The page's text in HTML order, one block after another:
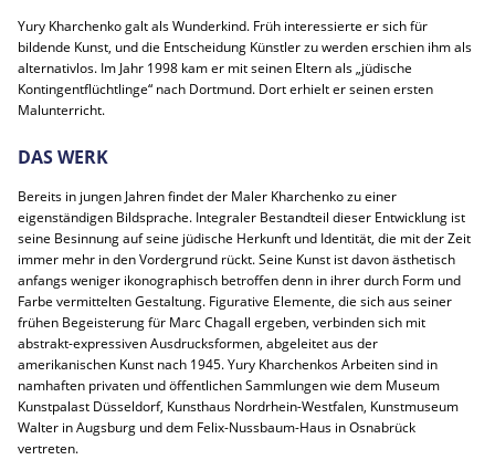
Yury Kharchenko galt als Wunderkind. Früh interessierte er sich für
bildende Kunst, und die Entscheidung Künstler zu werden erschien ihm als
alternativlos. Im Jahr 1998 kam er mit seinen Eltern als „jüdische
Kontingentflüchtlinge“ nach Dortmund. Dort erhielt er seinen ersten
Malunterricht.
DAS WERK
Bereits in jungen Jahren findet der Maler Kharchenko zu einer
eigenständigen Bildsprache. Integraler Bestandteil dieser Entwicklung ist
seine Besinnung auf seine jüdische Herkunft und Identität, die mit der Zeit
immer mehr in den Vordergrund rückt. Seine Kunst ist davon ästhetisch
anfangs weniger ikonographisch betroffen denn in ihrer durch Form und
Farbe vermittelten Gestaltung. Figurative Elemente, die sich aus seiner
frühen Begeisterung für Marc Chagall ergeben, verbinden sich mit
abstrakt-expressiven Ausdrucksformen, abgeleitet aus der
amerikanischen Kunst nach 1945. Yury Kharchenkos Arbeiten sind in
namhaften privaten und öffentlichen Sammlungen wie dem Museum
Kunstpalast Düsseldorf, Kunsthaus Nordrhein-Westfalen, Kunstmuseum
Walter in Augsburg und dem Felix-Nussbaum-Haus in Osnabrück
vertreten.